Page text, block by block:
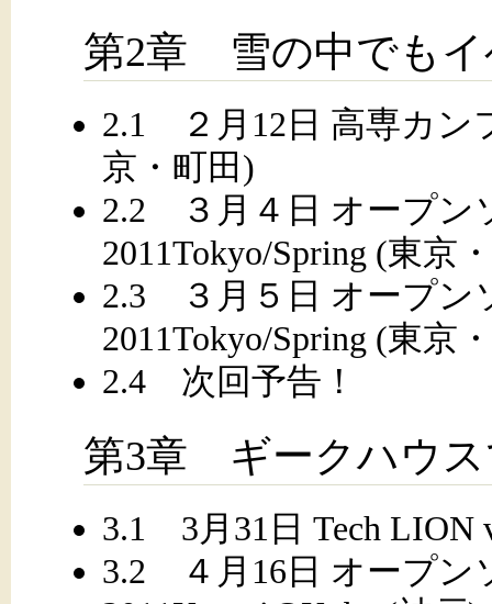
第2章 雪の中でもイ
2.1 ２月12日 高専カン
京・町田)
2.2 ３月４日 オープン
2011Tokyo/Spring (東京
2.3 ３月５日 オープン
2011Tokyo/Spring (東京
2.4 次回予告！
第3章 ギークハウス
3.1 3月31日 Tech LION
3.2 ４月16日 オープン